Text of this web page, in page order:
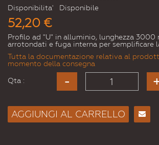
Disponibilita' Disponibile
52,20 €
Profilo ad "U" in alluminio, lunghezza 3000
arrotondati e fuga interna per semplificare
Tutta la documentazione relativa al
momento della consegna
Qta :
AGGIUNGI AL CARRELLO